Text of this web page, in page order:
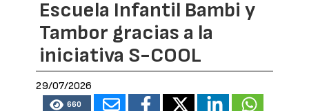
Escuela Infantil Bambi y
Tambor gracias a la
iniciativa S-COOL
29/07/2026
660